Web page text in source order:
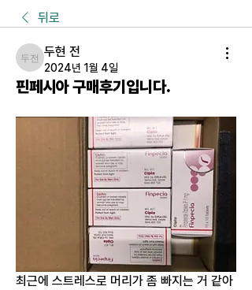
뒤로
두현 전
두현 전
2024년 1월 4일
핀페시아 구매후기입니다.
최근에 스트레스로 머리가 좀 빠지는 거 같아